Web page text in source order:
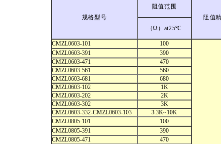
规格型号
阻值范围
阻值
（Ω）at25℃
CMZL0603-101 100
CMZL0603-391
390
CMZL0603-471
470
CMZL0603-561
560
CMZL0603-681
680
CMZL0603-102
1K
CMZL0603-202
2K
CMZL0603-302
3K
CMZL0603-332-CMZL0603-103
3.3K~10K
CMZL0805-101
100
CMZL0805-391
390
CMZL0805-471
470